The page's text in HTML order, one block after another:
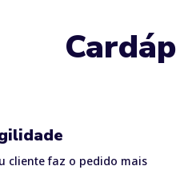
cliente faz o pedido mais